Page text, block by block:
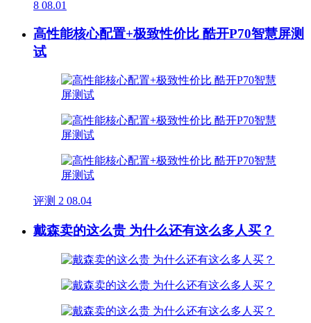
8 08.01
高性能核心配置+极致性价比 酷开P70智慧屏测
试
评测 2 08.04
戴森卖的这么贵 为什么还有这么多人买？